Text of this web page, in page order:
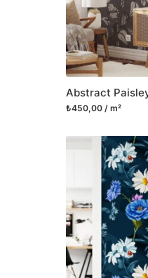
₺450,00 / m²